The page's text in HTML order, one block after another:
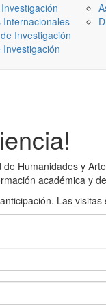
Internacionales
Investigación
Humanidades y
académica y
Las